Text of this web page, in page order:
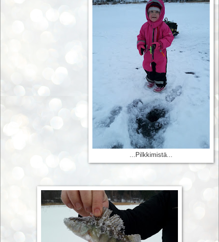
...Pilkkimistä...